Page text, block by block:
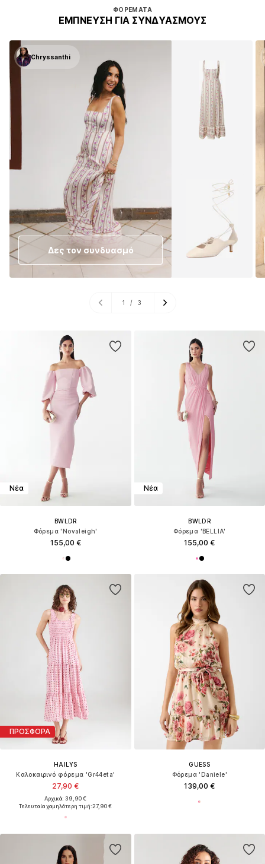
ΦΟΡΈΜΑΤΑ
ΈΜΠΝΕΥΣΗ ΓΙΑ ΣΥΝΔΥΑΣΜΟΎΣ
Chryssanthi
Δες τον συνδυασμό
1 / 3
Νέα
BWLDR
Φόρεμα 'Novaleigh'
155,00 €
Νέα
BWLDR
Φόρεμα 'BELLIA'
155,00 €
ΠΡΟΣΦΟΡΑ
HAILYS
Καλοκαιρινό φόρεμα 'Gr44eta'
27,90 €
Αρχικά: 39,90 €
Τελευταία χαμηλότερη τιμή:27,90 €
GUESS
Φόρεμα 'Daniele'
139,00 €